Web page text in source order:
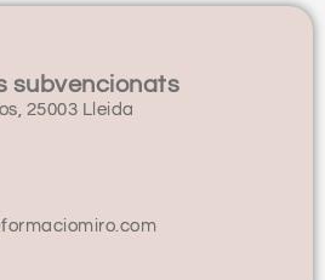
subvencionats
25003 Lleida